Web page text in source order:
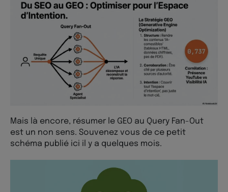
Mais là encore, résumer le GEO au Query Fan-Out
est un non sens. Souvenez vous de ce petit
schéma publié ici il y a quelques mois.